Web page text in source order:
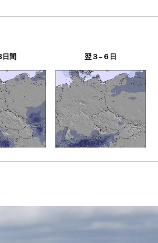
日間 翌３−６日